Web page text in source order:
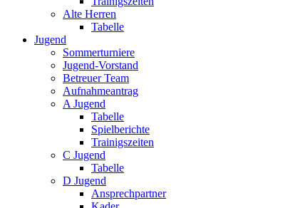
Alte Herren
Tabelle
Jugend
Sommerturniere
Jugend-Vorstand
Betreuer Team
Aufnahmeantrag
A Jugend
Tabelle
Spielberichte
Trainigszeiten
C Jugend
Tabelle
D Jugend
Ansprechpartner